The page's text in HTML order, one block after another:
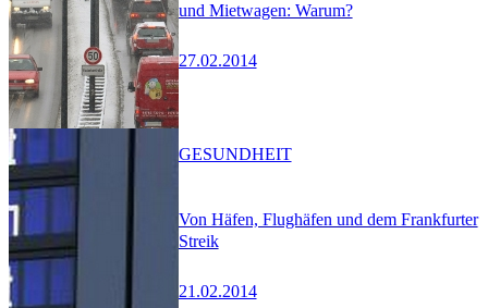
und Mietwagen: Warum?
27.02.2014
Von Häfen, Flughäfen und dem Frankfurter
Streik
21.02.2014
GESUNDHEIT